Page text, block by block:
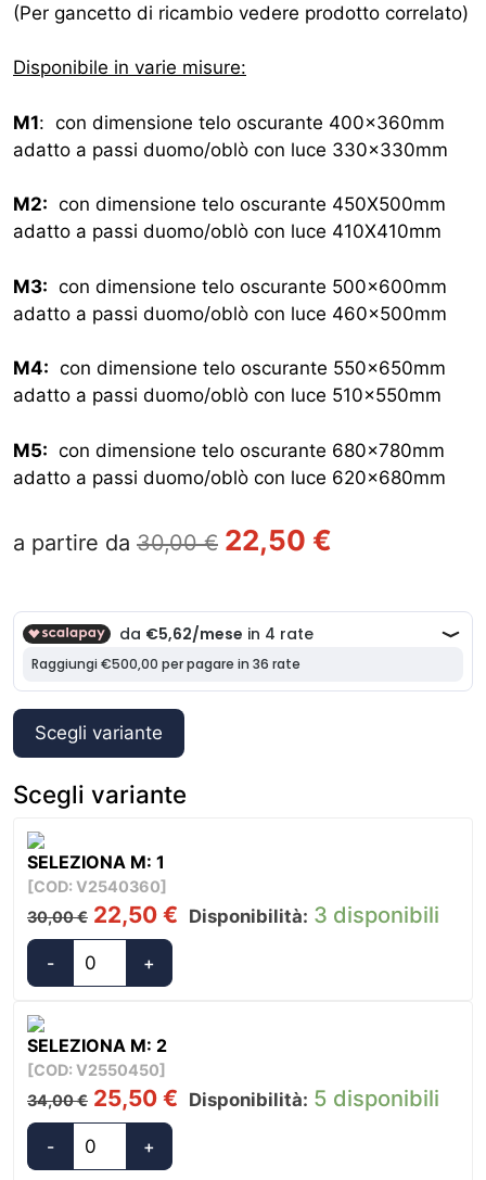
(Per gancetto di ricambio vedere prodotto correlato)
Disponibile in varie misure:
M1: con dimensione telo oscurante 400x360mm
adatto a passi duomo/oblò con luce 330x330mm
M2: con dimensione telo oscurante 450X500mm
adatto a passi duomo/oblò con luce 410X410mm
M3: con dimensione telo oscurante 500x600mm
adatto a passi duomo/oblò con luce 460x500mm
M4: con dimensione telo oscurante 550x650mm
adatto a passi duomo/oblò con luce 510x550mm
M5: con dimensione telo oscurante 680x780mm
adatto a passi duomo/oblò con luce 620x680mm
a partire da 30,00€ 22,50 €
Scegli variante
Scegli variante
SELEZIONA M: 1
[COD: V2540360]
30,00€ Il
prezzo
originale
era:
22,50 € Disponibilità: 3 disponibili
-
Tendine
Curtain
quantità
+
SELEZIONA M: 2
[COD: V2550450]
34,00€ Il
prezzo
originale
era:
25,50 € Disponibilità: 5 disponibili
-
Tendine
+